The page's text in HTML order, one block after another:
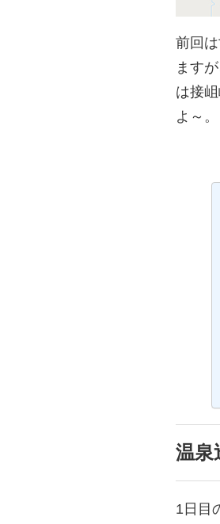
前回
ますが
は接
よ～。
温泉
1日目